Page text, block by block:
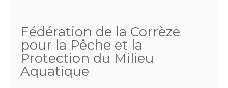
Fédération de la Corrèze
pour la Pêche et la
Protection du Milieu
Aquatique